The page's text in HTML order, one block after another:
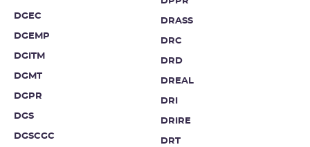
DGEC
DGEMP
DGITM
DGMT
DGPR
DGS
DGSCGC
DRASS
DRC
DRD
DREAL
DRI
DRIRE
DRT